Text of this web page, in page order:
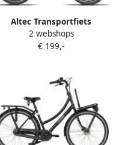
Altec Transportfiets
Kinderen Urban 20 Inch
Meisjes Terugtraprem
2 webshops
€ 199,-